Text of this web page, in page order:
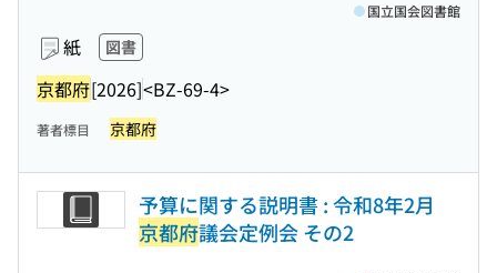
紙 図書
京都府[2026]<BZ-69-4>
国立国会図書館
著者標目 京都府
予算に関する説明書 : 令和8年2月
京都府議会定例会 その2